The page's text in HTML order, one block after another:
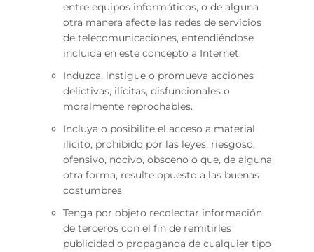
entre equipos informáticos, o de alguna
otra manera afecte las redes de servicios
de telecomunicaciones, entendiéndose
incluida en este concepto a Internet.
Induzca, instigue o promueva acciones
delictivas, ilícitas, disfuncionales o
moralmente reprochables.
Incluya o posibilite el acceso a material
ilícito, prohibido por las leyes, riesgoso,
ofensivo, nocivo, obsceno o que, de alguna
otra forma, resulte opuesto a las buenas
costumbres.
Tenga por objeto recolectar información
de terceros con el fin de remitirles
publicidad o propaganda de cualquier tipo